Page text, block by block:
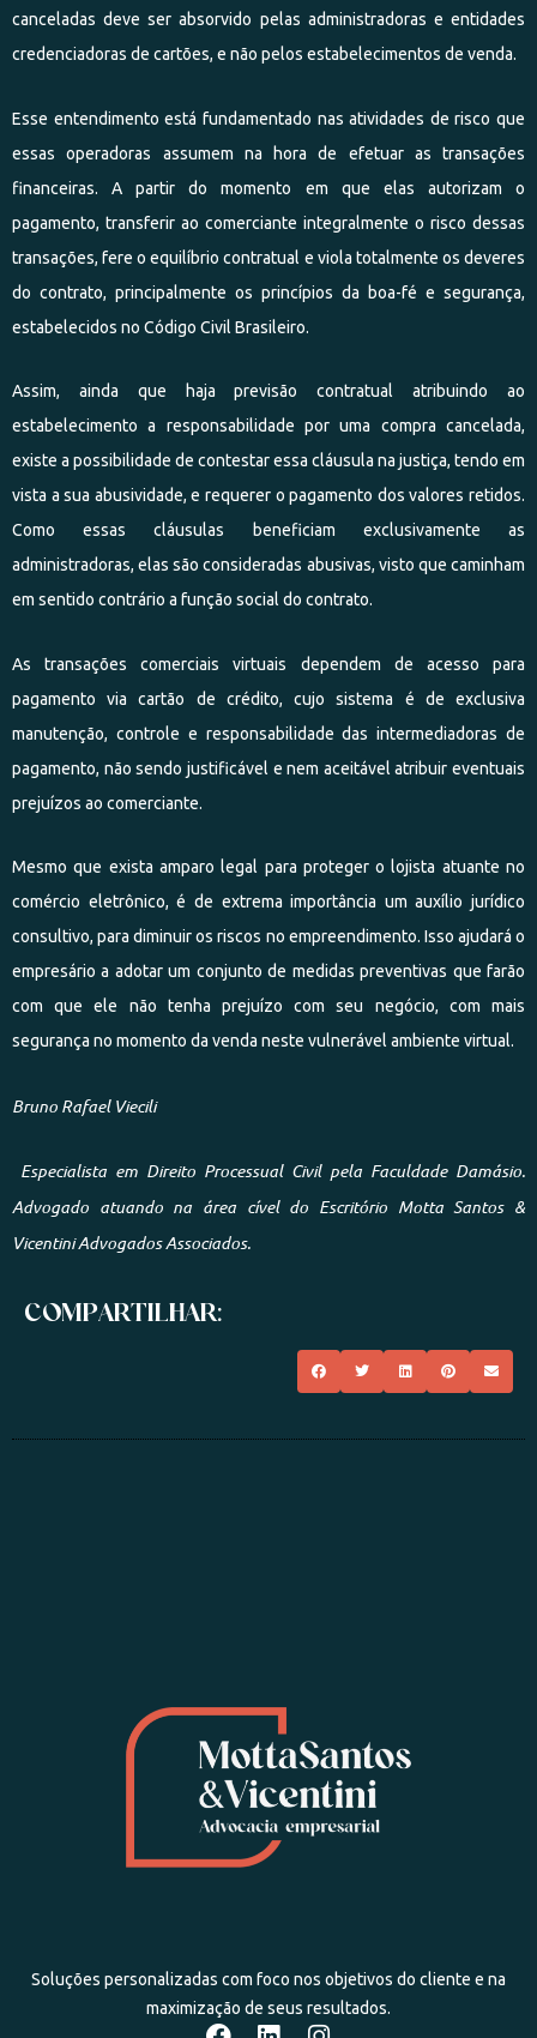
canceladas deve ser absorvido pelas administradoras e entidades
credenciadoras de cartões, e não pelos estabelecimentos de venda.
Esse entendimento está fundamentado nas atividades de risco que
essas operadoras assumem na hora de efetuar as transações
financeiras. A partir do momento em que elas autorizam o
pagamento, transferir ao comerciante integralmente o risco dessas
transações, fere o equilíbrio contratual e viola totalmente os deveres
do contrato, principalmente os princípios da boa-fé e segurança,
estabelecidos no Código Civil Brasileiro.
Assim, ainda que haja previsão contratual atribuindo ao
estabelecimento a responsabilidade por uma compra cancelada,
existe a possibilidade de contestar essa cláusula na justiça, tendo em
vista a sua abusividade, e requerer o pagamento dos valores retidos.
Como essas cláusulas beneficiam exclusivamente as
administradoras, elas são consideradas abusivas, visto que caminham
em sentido contrário a função social do contrato.
As transações comerciais virtuais dependem de acesso para
pagamento via cartão de crédito, cujo sistema é de exclusiva
manutenção, controle e responsabilidade das intermediadoras de
pagamento, não sendo justificável e nem aceitável atribuir eventuais
prejuízos ao comerciante.
Mesmo que exista amparo legal para proteger o lojista atuante no
comércio eletrônico, é de extrema importância um auxílio jurídico
consultivo, para diminuir os riscos no empreendimento. Isso ajudará o
empresário a adotar um conjunto de medidas preventivas que farão
com que ele não tenha prejuízo com seu negócio, com mais
segurança no momento da venda neste vulnerável ambiente virtual.
Bruno Rafael Viecili
Especialista em Direito Processual Civil pela Faculdade Damásio.
Advogado atuando na área cível do Escritório Motta Santos &
Vicentini Advogados Associados.
COMPARTILHAR:
Soluções personalizadas com foco nos objetivos do cliente e na
maximização de seus resultados.